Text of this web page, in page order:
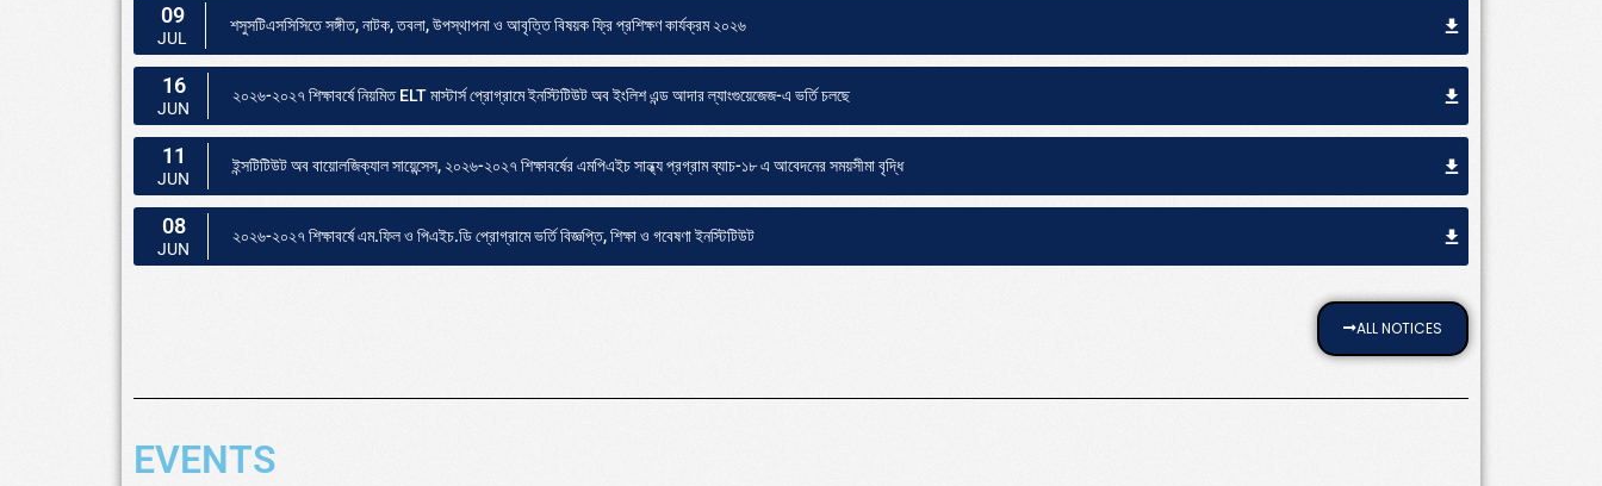
09
JUL
শসুসটিএসসিসিতে সঙ্গীত, নাটক, তবলা, উপস্থাপনা ও আবৃত্তি বিষয়ক ফ্রি প্রশিক্ষণ কার্যক্রম ২০২৬
16
JUN
২০২৬-২০২৭ শিক্ষাবর্ষে নিয়মিত ELT মাস্টার্স প্রোগ্রামে ইনস্টিটিউট অব ইংলিশ এন্ড আদার ল্যাংগুয়েজেজ-এ ভর্তি চলছে
11
JUN
ইন্সটিটিউট অব বায়োলজিক্যাল সায়েন্সেস, ২০২৬-২০২৭ শিক্ষাবর্ষের এমপিএইচ সান্ধ্য প্রগ্রাম ব্যাচ-১৮ এ আবেদনের সময়সীমা বৃদ্ধি
08
JUN
২০২৬-২০২৭ শিক্ষাবর্ষে এম.ফিল ও পিএইচ.ডি প্রোগ্রামে ভর্তি বিজ্ঞপ্তি, শিক্ষা ও গবেষণা ইনস্টিটিউট
ALL NOTICES
EVENTS